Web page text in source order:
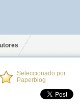
Seleccionado por
Paperblog